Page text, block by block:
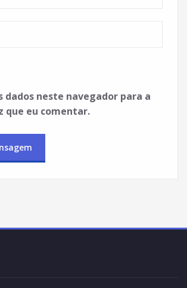
dados neste navegador para a
que eu comentar.